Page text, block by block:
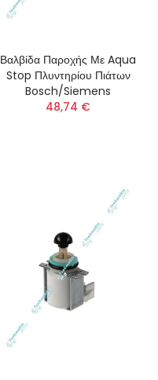
Βαλβίδα Παροχής Με Aqua
Stop Πλυντηρίου Πιάτων
Bosch/Siemens
48,74 €